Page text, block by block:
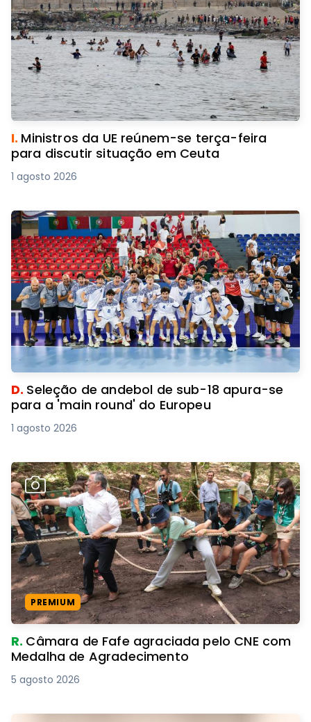
I. Ministros da UE reúnem-se terça-feira
para discutir situação em Ceuta
1 agosto 2026
D. Seleção de andebol de sub-18 apura-se
para a 'main round' do Europeu
1 agosto 2026
PREMIUM
R. Câmara de Fafe agraciada pelo CNE com
Medalha de Agradecimento
5 agosto 2026